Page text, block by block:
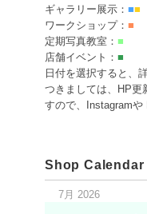
ギャラリー展示： ■■
ワークショップ： ■
定期写真教室： ■
店舗イベント： ■
日付を選択すると、
つきましては、HP更
すので、Instagramや
Shop Calendar
7月 2026